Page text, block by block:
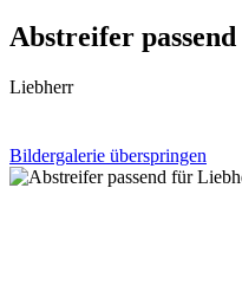
Abstreifer
Liebherr
Bildergalerie überspringen